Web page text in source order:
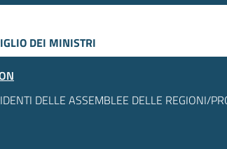
DEI MINISTRI
DELLE ASSEMBLEE DELLE REGIONI/